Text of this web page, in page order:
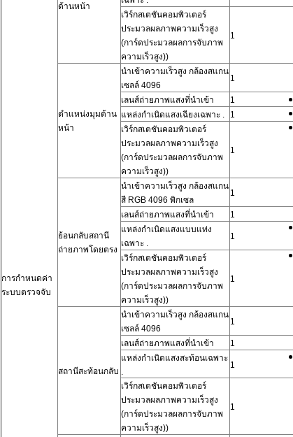
การกำหนดค่า
ระบบตรวจจับ
ด้านหน้า
เวิร์กสเตชันคอมพิวเตอร์
ประมวลผลภาพความเร็วสูง
(การ์ดประมวลผลการจับภาพ
ความเร็วสูง))
1
ตำแหน่งมุมด้าน
หน้า
นำเข้าความเร็วสูง กล้องสแกน
เซลล์ 4096
1
เลนส์ถ่ายภาพแสงที่นำเข้า 1
แหล่งกำเนิดแสงเฉียงเฉพาะ . 1
เวิร์กสเตชันคอมพิวเตอร์
ประมวลผลภาพความเร็วสูง
(การ์ดประมวลผลการจับภาพ
ความเร็วสูง))
1
ย้อนกลับสถานี
ถ่ายภาพโดยตรง
นำเข้าความเร็วสูง กล้องสแกน
สี RGB 4096 พิกเซล
1
เลนส์ถ่ายภาพแสงที่นำเข้า 1
แหล่งกำเนิดแสงแบบแท่ง
เฉพาะ .
1
เวิร์กสเตชันคอมพิวเตอร์
ประมวลผลภาพความเร็วสูง
(การ์ดประมวลผลการจับภาพ
ความเร็วสูง))
1
สถานีสะท้อนกลับ
นำเข้าความเร็วสูง กล้องสแกน
เซลล์ 4096
1
เลนส์ถ่ายภาพแสงที่นำเข้า 1
แหล่งกำเนิดแสงสะท้อนเฉพาะ
.
1
เวิร์กสเตชันคอมพิวเตอร์
ประมวลผลภาพความเร็วสูง
(การ์ดประมวลผลการจับภาพ
ความเร็วสูง))
1